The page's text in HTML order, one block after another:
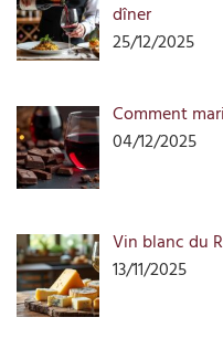
dîner
25/12/2025
Comment
04/12/2025
Vin blanc du
13/11/2025